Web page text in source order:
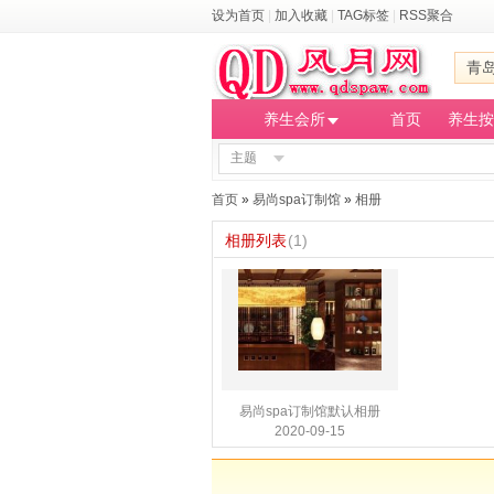
设为首页 加入收藏 TAG标签 RSS聚合
青
养生会所 首页 养生
主题
首页 » 易尚spa订制馆 » 相册
相册列表(1)
易尚spa订制馆默认相册
2020-09-15